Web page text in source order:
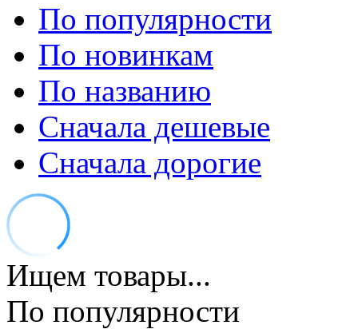
По популярности
По новинкам
По названию
Сначала дешевые
Сначала дорогие
Ищем товары...
По популярности